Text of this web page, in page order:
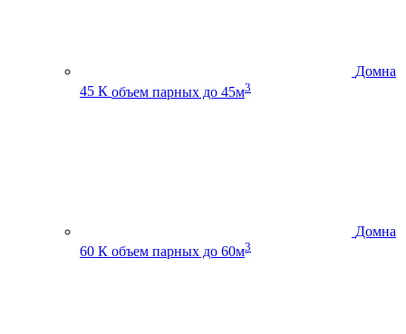
Домна
45 К объем парных до 45м3
Домна
60 К объем парных до 60м3